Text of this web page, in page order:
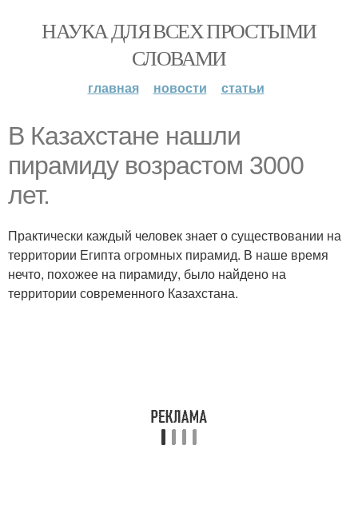
НАУКА ДЛЯ ВСЕХ ПРОСТЫМИ
СЛОВАМИ
главная новости статьи
В Казахстане нашли
пирамиду возрастом 3000
лет.
Практически каждый человек знает о существовании на
территории Египта огромных пирамид. В наше время
нечто, похожее на пирамиду, было найдено на
территории современного Казахстана.